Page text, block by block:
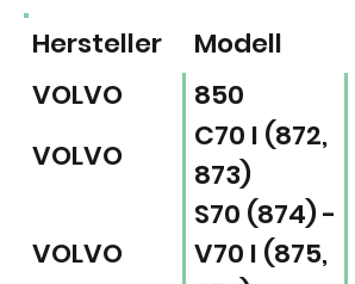
Modell
Hersteller
VOLVO
850
VOLVO
C70 I (872,
873)
VOLVO
S70 (874) -
V70 I (875,